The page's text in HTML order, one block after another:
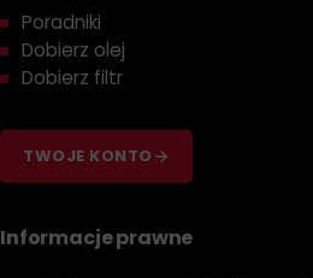
Poradniki
Dobierz olej
Dobierz filtr
TWOJE KONTO
Informacje prawne